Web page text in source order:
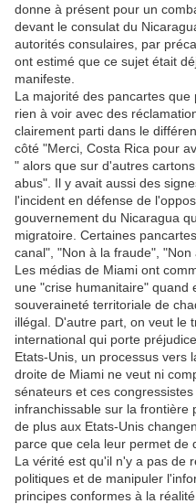
donne à présent pour un
devant le consulat du
autorités consulaires, par
ont estimé que ce sujet était
manifeste.
La majorité des pancartes
rien à voir avec des
clairement parti dans le
côté "Merci, Costa Rica pour
" alors que sur d'autres
abus". Il y avait aussi des
l'incident en défense de
gouvernement du Nicaragua
migratoire. Certaines
canal", "Non à la fraude", "Non
Les médias de Miami ont
une "crise humanitaire" quand
souveraineté territoriale de
illégal. D'autre part, on veut le
international qui porte
Etats-Unis, un processus vers
droite de Miami ne veut ni
sénateurs et ces
infranchissable sur la
de plus aux Etats-Unis
parce que cela leur permet de
La vérité est qu'il n'y a pas de
politiques et de manipuler
principes conformes à la